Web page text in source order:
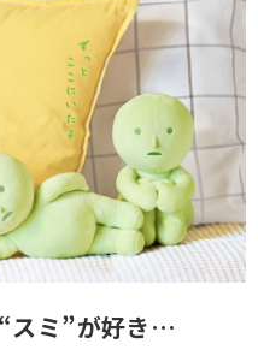
スミ”が好き…